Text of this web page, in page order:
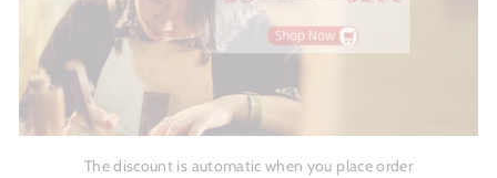
The discount is automatic when you place order